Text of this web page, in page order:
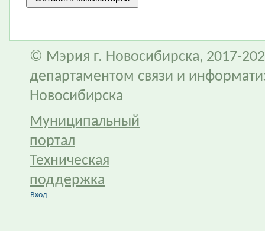
© Мэрия г. Новосибирска, 2017-
департаментом связи и
Новосибирска
Муниципальный
портал
Техническая
поддержка
Вход